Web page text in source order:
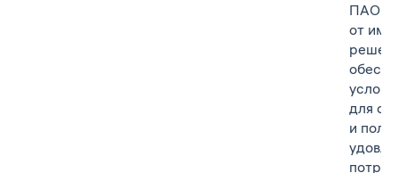
ПАО
от
для
и